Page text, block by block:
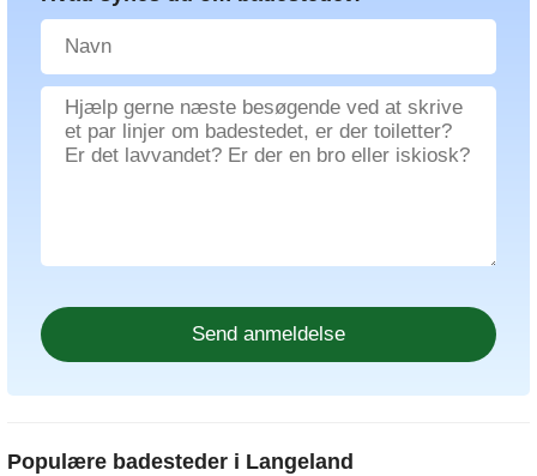
Populære badesteder i Langeland